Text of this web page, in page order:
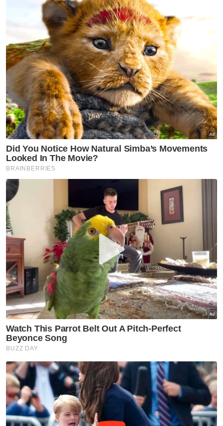
mencadangkan supaya Jakim dirombak
susulan kelewatan mengambil tindakan ke
atas entiti terkait dengan syarikat tersebut.
Susulan itu, Perdana Menteri, Datuk Seri
Anwar Ibrahim pada Jumaat, mengarahkan
pihak berkuasa termasuk majlis agama Islam
untuk segera melakukan siasatan dan
mengambil tindakan berhubung dakwaan
salah laku syarikat tersebut.
Ujar Anwar, langkah berkenaan penting dan
tidak boleh dilengahkan kerana melibatkan
soal penyalahgunaan kuasa, agama serta
penderaan kanak-kanak.
Menurut Hakimah, beberapa siri pertemuan
bersama GISBH telah dilaksanakan bagi
membincangkan isu berkaitan syarikat
tersebut sejak Februari 2019.
Artikel Berkaitan: